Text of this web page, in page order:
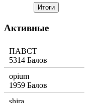
Активные
ПАВСТ
5314 Балов
opium
1959 Балов